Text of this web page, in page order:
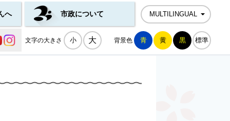
へ 市政について MULTILINGUAL
文字の大きさ 小 大 背景色 青 黄 黒 標準